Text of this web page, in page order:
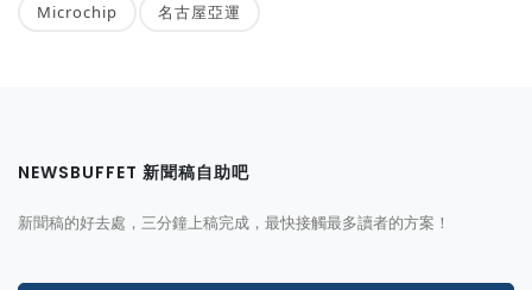
Microchip 名古屋亞運
NEWSBUFFET 新聞稿自助吧
新聞稿的好去處，三分鐘上稿完成，最快接觸最多讀者的方案！